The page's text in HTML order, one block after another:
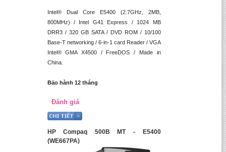
Intel® Dual Core E5400 (2.7GHz, 2MB,
800MHz) / Intel G41 Express / 1024 MB
DRR3 / 320 GB SATA / DVD ROM / 10/100
Base-T networking / 6-in-1 card Reader / VGA
Intel® GMA X4500 / FreeDOS / Made in
China.
Bảo hành 12 tháng
Đánh giá
HP Compaq 500B MT - E5400
(WE667PA)